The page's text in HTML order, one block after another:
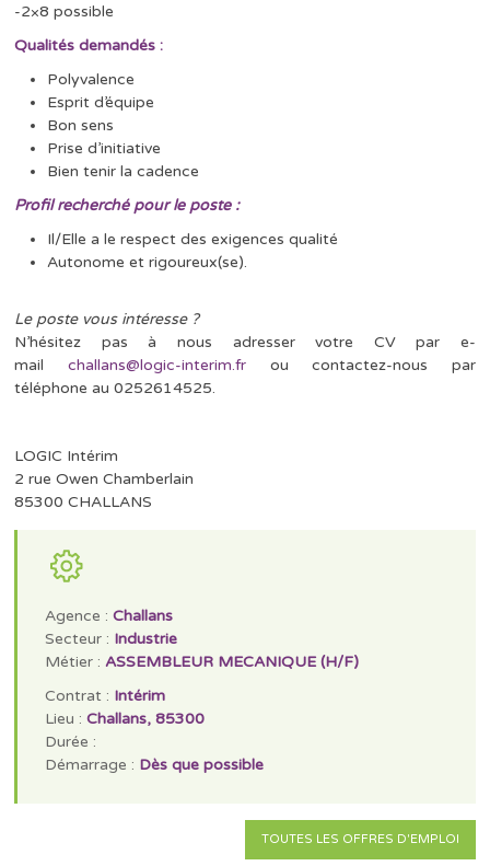
-2×8 possible
Qualités demandés :
Polyvalence
Esprit d’équipe
Bon sens
Prise d’initiative
Bien tenir la cadence
Profil recherché pour le poste :
Il/Elle a le respect des exigences qualité
Autonome et rigoureux(se).
Le poste vous intéresse ?
N’hésitez pas à nous adresser votre CV par e-
mail challans@logic-interim.frou contactez-nous par
téléphone au 0252614525.
LOGIC Intérim
2 rue Owen Chamberlain
85300 CHALLANS
Agence :Challans
Secteur : Industrie
Métier :ASSEMBLEUR MECANIQUE (H/F)
Contrat : Intérim
Lieu :Challans, 85300
Durée :
Démarrage : Dès que possible
TOUTES LES OFFRES D'EMPLOI